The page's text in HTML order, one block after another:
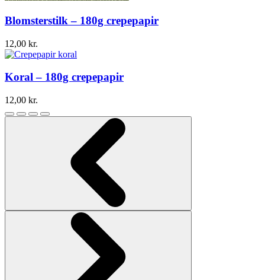
Blomsterstilk – 180g crepepapir
12,00 kr.
Koral – 180g crepepapir
12,00 kr.